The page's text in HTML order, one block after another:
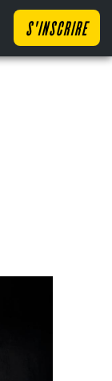
S'INSCRIRE